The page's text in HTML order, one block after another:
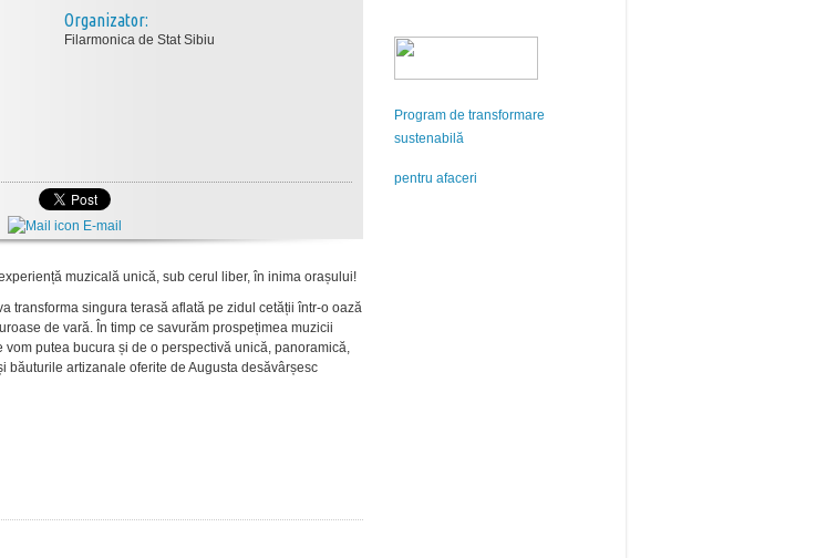
Organizator:
Filarmonica de Stat Sibiu
E-mail
muzicală unică, sub cerul liber, în inima orașului!
transforma singura terasă aflată pe zidul cetății într-o oază
de vară. În timp ce savurăm prospețimea muzicii
vom putea bucura și de o perspectivă unică, panoramică,
băuturile artizanale oferite de Augusta desăvârșesc
Program de transformare
sustenabilă
pentru afaceri